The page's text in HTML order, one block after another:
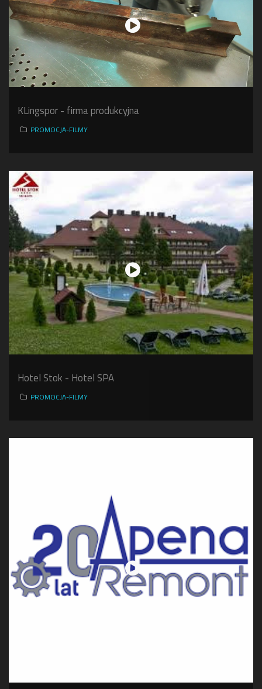
KLingspor - firma produkcyjna
PROMOCJA-FILMY
Hotel Stok - Hotel SPA
PROMOCJA-FILMY